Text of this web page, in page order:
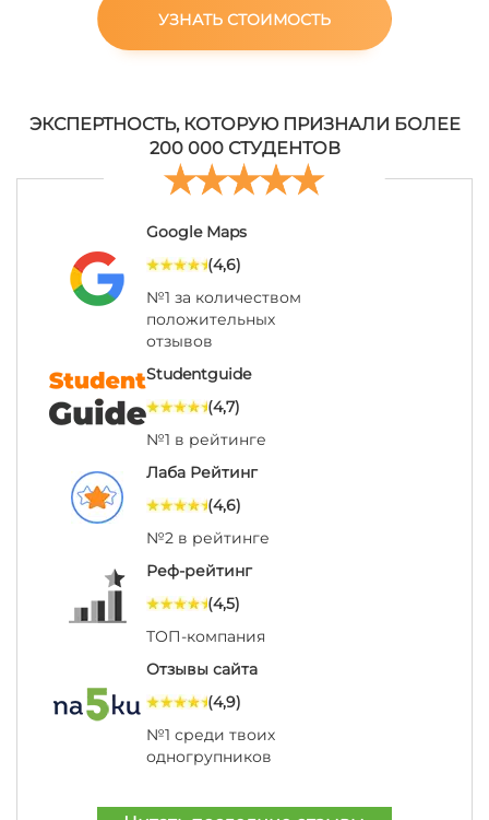
УЗНАТЬ СТОИМОСТЬ
ЭКСПЕРТНОСТЬ, КОТОРУЮ ПРИЗНАЛИ БОЛЕЕ
200 000 СТУДЕНТОВ
Google Maps
(4,6)
№1 за количеством
положительных
отзывов
Studentguide
(4,7)
№1 в рейтинге
Лаба Рейтинг
(4,6)
№2 в рейтинге
Реф-рейтинг
(4,5)
ТОП-компания
Отзывы сайта
(4,9)
№1 среди твоих
одногрупников